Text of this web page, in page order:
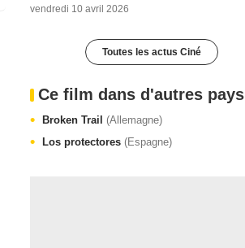
vendredi 10 avril 2026
Toutes les actus Ciné
Ce film dans d'autres pays
Broken Trail (Allemagne)
Los protectores (Espagne)